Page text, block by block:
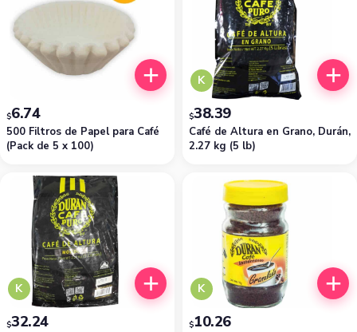
500 Filtros de Papel para Café
(Pack de 5 x 100)
$6.74
K
Café de Altura en Grano, Durán,
2.27 kg (5 lb)
$38.39
K
$32.24
K
$10.26